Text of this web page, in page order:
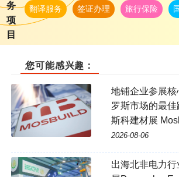
务
项
目
翻译服务 签证办理 旅行保险
您可能感兴趣：
地铺企业参展
罗斯市场的最
斯科建材展
2026-08-06
出海北非电力